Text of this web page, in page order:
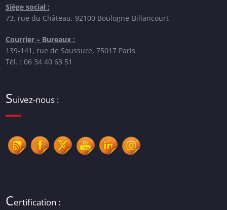
Siège social :
73, rue du Château, 92100 Boulogne-Billancourt
Courrier – Bureaux :
139-141, rue de Saussure, 75017 Paris
Tél. : 06 34 40 63 51
Suivez-nous :
Certification :